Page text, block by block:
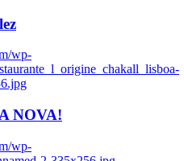
wp-
NOVA!
wp-